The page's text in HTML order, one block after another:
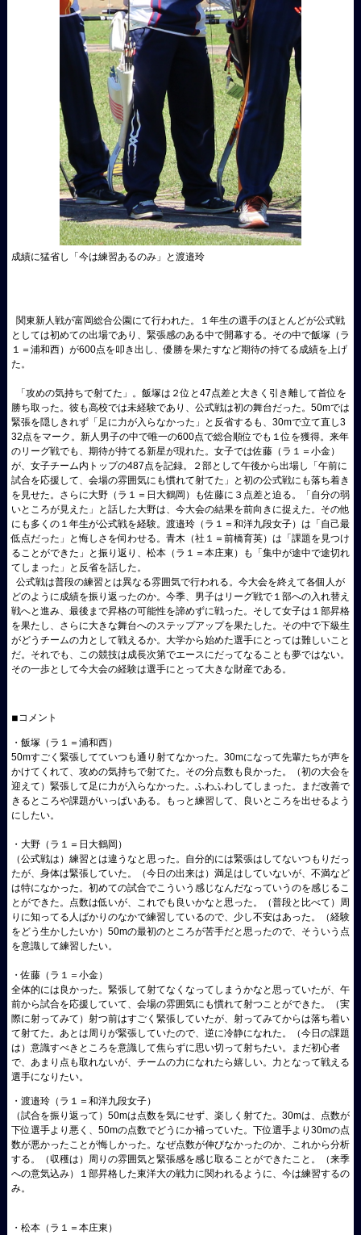
成績に猛省し「今は練習あるのみ」と渡邉玲
関東新人戦が富岡総合公園にて行われた。１年生の選手のほとんどが公式戦
としては初めての出場であり、緊張感のある中で開幕する。その中で飯塚（ラ
１＝浦和西）が600点を叩き出し、優勝を果たすなど期待の持てる成績を上げ
た。
「攻めの気持ちで射てた」。飯塚は２位と47点差と大きく引き離して首位を
勝ち取った。彼も高校では未経験であり、公式戦は初の舞台だった。50mでは
緊張を隠しきれず「足に力が入らなかった」と反省するも、30mで立て直し3
32点をマーク。新人男子の中で唯一の600点で総合順位でも１位を獲得。来年
のリーグ戦でも、期待が持てる新星が現れた。女子では佐藤（ラ１＝小金）
が、女子チーム内トップの487点を記録。２部として午後から出場し「午前に
試合を応援して、会場の雰囲気にも慣れて射てた」と初の公式戦にも落ち着き
を見せた。さらに大野（ラ１＝日大鶴岡）も佐藤に３点差と迫る。「自分の弱
いところが見えた」と話した大野は、今大会の結果を前向きに捉えた。その他
にも多くの１年生が公式戦を経験。渡邉玲（ラ１＝和洋九段女子）は「自己最
低点だった」と悔しさを伺わせる。青木（社１＝前橋育英）は「課題を見つけ
ることができた」と振り返り、松本（ラ１＝本庄東）も「集中が途中で途切れ
てしまった」と反省を話した。
公式戦は普段の練習とは異なる雰囲気で行われる。今大会を終えて各個人が
どのように成績を振り返ったのか。今季、男子はリーグ戦で１部への入れ替え
戦へと進み、最後まで昇格の可能性を諦めずに戦った。そして女子は１部昇格
を果たし、さらに大きな舞台へのステップアップを果たした。その中で下級生
がどうチームの力として戦えるか。大学から始めた選手にとっては難しいこと
だ。それでも、この競技は成長次第でエースにだってなることも夢ではない。
その一歩として今大会の経験は選手にとって大きな財産である。
◾︎コメント
・飯塚（ラ１＝浦和西）
50mすごく緊張してていつも通り射てなかった。30mになって先輩たちが声を
かけてくれて、攻めの気持ちで射てた。その分点数も良かった。（初の大会を
迎えて）緊張して足に力が入らなかった。ふわふわしてしまった。まだ改善で
きるところや課題がいっぱいある。もっと練習して、良いところを出せるよう
にしたい。
・大野（ラ１＝日大鶴岡）
（公式戦は）練習とは違うなと思った。自分的には緊張はしてないつもりだっ
たが、身体は緊張していた。（今日の出来は）満足はしていないが、不満など
は特になかった。初めての試合でこういう感じなんだなっていうのを感じるこ
とができた。点数は低いが、これでも良いかなと思った。（普段と比べて）周
りに知ってる人ばかりのなかで練習しているので、少し不安はあった。（経験
をどう生かしたいか）50mの最初のところが苦手だと思ったので、そういう点
を意識して練習したい。
・佐藤（ラ１＝小金）
全体的には良かった。緊張して射てなくなってしまうかなと思っていたが、午
前から試合を応援していて、会場の雰囲気にも慣れて射つことができた。（実
際に射ってみて）射つ前はすごく緊張していたが、射ってみてからは落ち着い
て射てた。あとは周りが緊張していたので、逆に冷静になれた。（今日の課題
は）意識すべきところを意識して焦らずに思い切って射ちたい。まだ初心者
で、あまり点も取れないが、チームの力になれたら嬉しい。力となって戦える
選手になりたい。
・渡邉玲（ラ１＝和洋九段女子）
（試合を振り返って）50mは点数を気にせず、楽しく射てた。30mは、点数が
下位選手より悪く、50mの点数でどうにか補っていた。下位選手より30mの点
数が悪かったことが悔しかった。なぜ点数が伸びなかったのか、これから分析
する。（収穫は）周りの雰囲気と緊張感を感じ取ることができたこと。（来季
への意気込み）１部昇格した東洋大の戦力に関われるように、今は練習するの
み。
・松本（ラ１＝本庄東）